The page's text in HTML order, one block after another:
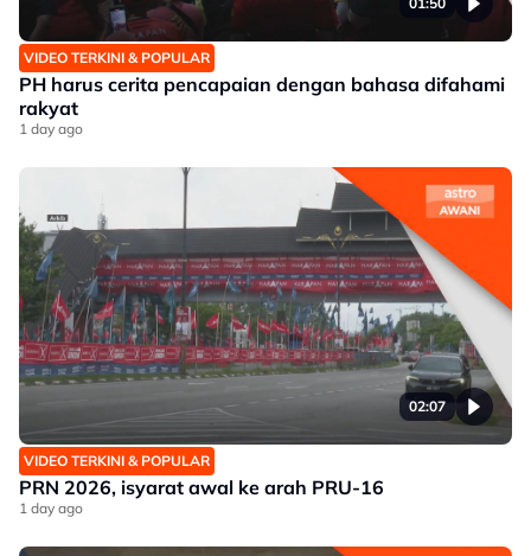
VIDEO TERKINI & POPULAR
PH harus cerita pencapaian dengan bahasa difahami
rakyat
1 day ago
02:07
VIDEO TERKINI & POPULAR
PRN 2026, isyarat awal ke arah PRU-16
1 day ago